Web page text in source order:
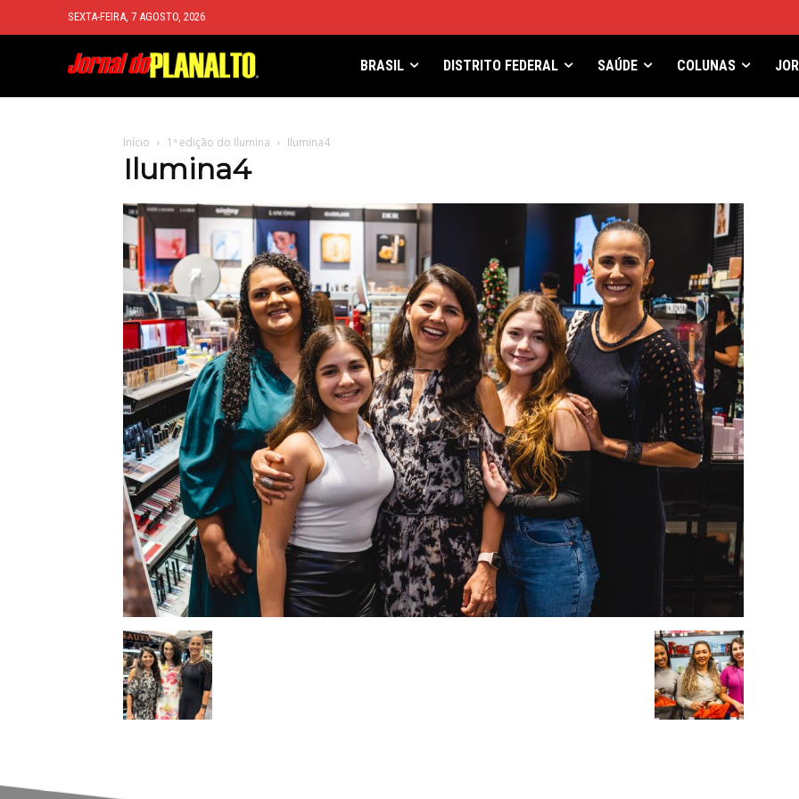
SEXTA-FEIRA, 7 AGOSTO, 2026
BRASIL DISTRITO FEDERAL SAÚDE COLUNAS
Início 1ª edição do Ilumina Ilumina4
Ilumina4